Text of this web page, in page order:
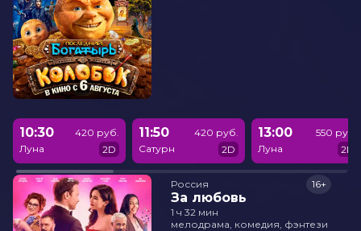
10:30
Луна
420 руб.
2D
11:50
Сатурн
420 руб.
2D
13:00
Луна
550 руб.
2D
Россия
За любовь
16+
1 ч 32 мин
мелодрама, комедия, фэнтези